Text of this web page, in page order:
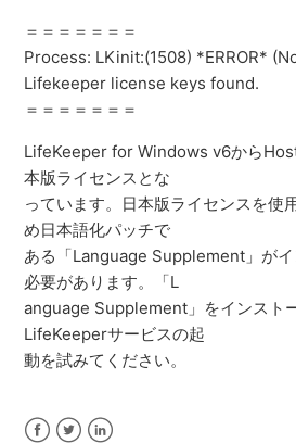
＝＝＝＝＝＝＝
Process: LKinit:(1508) *ERROR*
Lifekeeper license keys found.
＝＝＝＝＝＝＝
LifeKeeper for Windows v6から
本版ライセンスとな
っています。日本版ライセンスを使
め日本語化パッチで
ある「Language Supplement」が
必要があります。「L
anguage Supplement」をインスト
LifeKeeperサービスの起
動を試みてください。